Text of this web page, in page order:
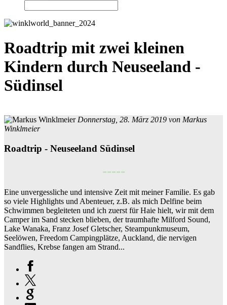
Roadtrip mit zwei kleinen
Kindern durch Neuseeland -
Südinsel
Donnerstag, 28. März 2019 von Markus
Winklmeier
Roadtrip - Neuseeland Südinsel
-----
Eine unvergessliche und intensive Zeit mit meiner Familie. Es gab
so viele Highlights und Abenteuer, z.B. als mich Delfine beim
Schwimmen begleiteten und ich zuerst für Haie hielt, wir mit dem
Camper im Sand stecken blieben, der traumhafte Milford Sound,
Lake Wanaka, Franz Josef Gletscher, Steampunkmuseum,
Seelöwen, Freedom Campingplätze, Auckland, die nervigen
Sandflies, Krebse fangen am Strand...